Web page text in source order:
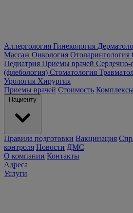
Аллергология Гинекология
Массаж Онкология Отоларингология
Педиатрия Приемы врачей Сердечно-
(флебология) Стоматология
Урология Хирургия
Приемы врачей Стоимость Комплексы
Пациенту
Правила подготовки Вакцинация
контроля Новости ДМС
О компании Контакты
Адреса
Услуги